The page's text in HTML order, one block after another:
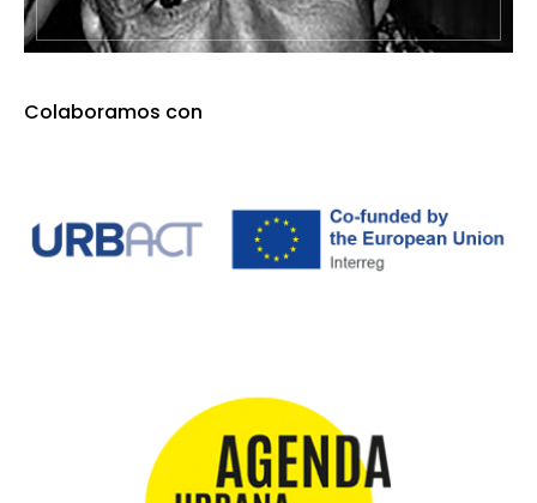
Colaboramos con